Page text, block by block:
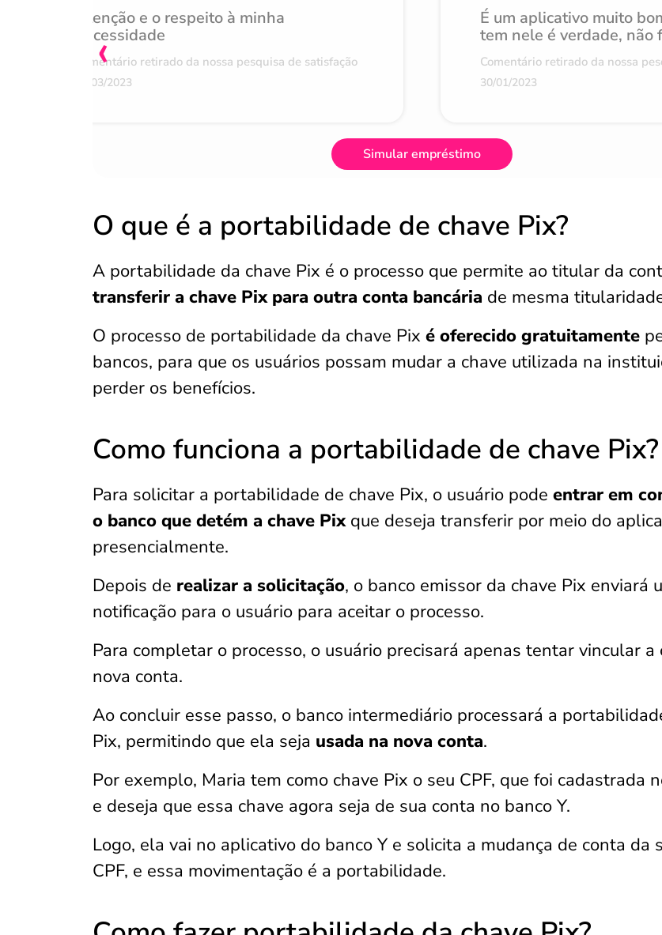
Atenção e o respeito à minha
necessidade
Comentário retirado da nossa pesquisa de satisfação
07/03/2023
É um aplicativo muito
tem nele é verdade, não
Comentário retirado da nossa
30/01/2023
‹
Simular empréstimo
O que é a portabilidade de chave Pix?
A portabilidade da chave Pix é o processo que permite ao titular da
transferir a chave Pix para outra conta bancária de mesma
O processo de portabilidade da chave Pix é oferecido gratuitamente
bancos, para que os usuários possam mudar a chave utilizada na
perder os benefícios.
Como funciona a portabilidade de chave Pix?
Para solicitar a portabilidade de chave Pix, o usuário pode entrar em
o banco que detém a chave Pixque deseja transferir por meio do
presencialmente.
Depois de realizar a solicitação, o banco emissor da chave Pix enviará
notificação para o usuário para aceitar o processo.
Para completar o processo, o usuário precisará apenas tentar vincular a
nova conta.
Ao concluir esse passo, o banco intermediário processará a
Pix, permitindo que ela seja usada na nova conta.
Por exemplo, Maria tem como chave Pix o seu CPF, que foi cadastrada
e deseja que essa chave agora seja de sua conta no banco Y.
Logo, ela vai no aplicativo do banco Y e solicita a mudança de conta da
CPF, e essa movimentação é a portabilidade.